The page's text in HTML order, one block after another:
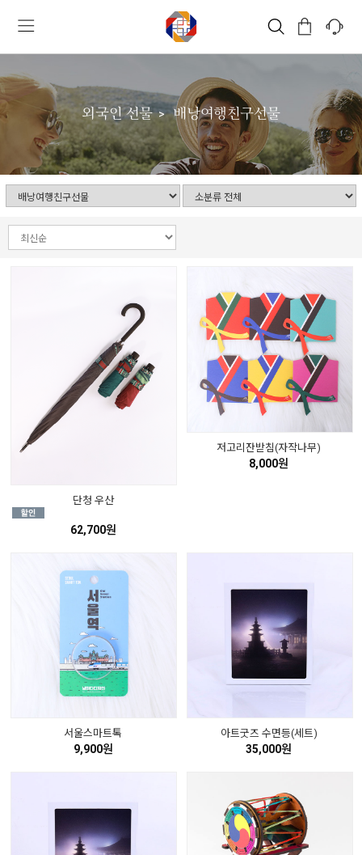
외국인 선물 배낭여행친구선물
단청 우산
62,700원
저고리잔받침(자작나무)
8,000원
서울스마트톡
9,900원
아트굿즈 수면등(세트)
35,000원